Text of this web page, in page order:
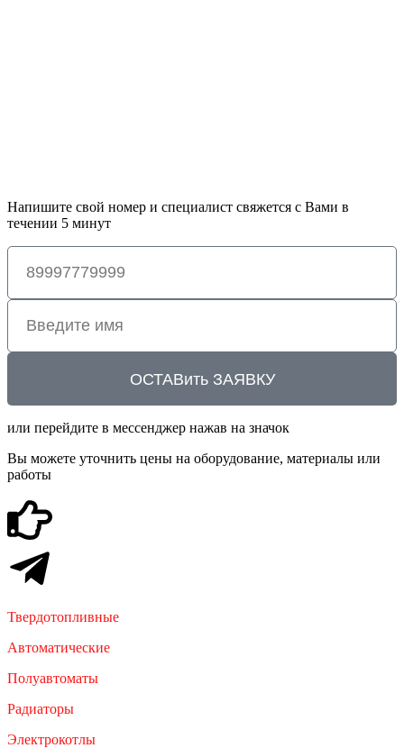
Напишите свой номер и специалист свяжется с Вами в
течении 5 минут
ОСТАВить ЗАЯВКУ
или перейдите в мессенджер нажав на значок
Вы можете уточнить цены на оборудование, материалы или
работы
Твердотопливные
Автоматические
Полуавтоматы
Радиаторы
Электрокотлы